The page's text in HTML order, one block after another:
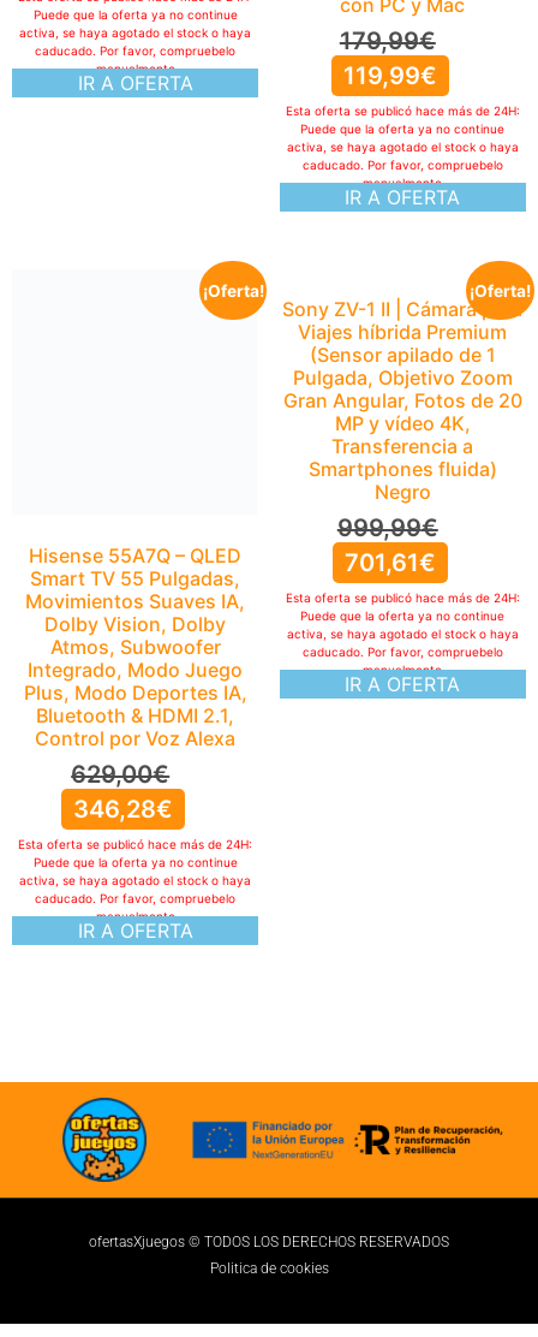
IR A OFERTA
Puede que la oferta ya no continue
activa, se haya agotado el stock o haya
caducado. Por favor, compruebelo
manualmente
179,99€
119,99€
IR A OFERTA
Esta oferta se publicó hace más de 24H:
Puede que la oferta ya no continue
activa, se haya agotado el stock o haya
caducado. Por favor, compruebelo
manualmente
¡Oferta!
Hisense 55A7Q – QLED
Smart TV 55 Pulgadas,
Movimientos Suaves IA,
Dolby Vision, Dolby
Atmos, Subwoofer
Integrado, Modo Juego
Plus, Modo Deportes IA,
Bluetooth & HDMI 2.1,
Control por Voz Alexa
629,00€
346,28€
IR A OFERTA
Esta oferta se publicó hace más de 24H:
Puede que la oferta ya no continue
activa, se haya agotado el stock o haya
caducado. Por favor, compruebelo
manualmente
¡Oferta!
Sony ZV-1 II | Cámara para
Viajes híbrida Premium
(Sensor apilado de 1
Pulgada, Objetivo Zoom
Gran Angular, Fotos de 20
MP y vídeo 4K,
Transferencia a
Smartphones fluida)
Negro
999,99€
701,61€
IR A OFERTA
Esta oferta se publicó hace más de 24H:
Puede que la oferta ya no continue
activa, se haya agotado el stock o haya
caducado. Por favor, compruebelo
manualmente
ofertasXjuegos © TODOS LOS DERECHOS RESERVADOS
Politica de cookies